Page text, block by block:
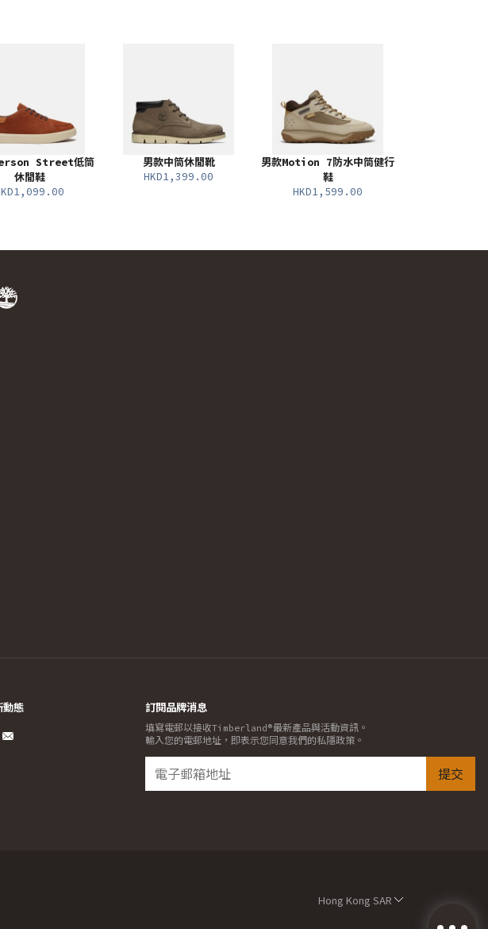
Street低筒
休閒鞋
男款中筒休閒靴
HKD1,399.00
男款Motion 7防水中筒健行
鞋
HKD1,599.00
動態 訂閱品牌消息
填寫電郵以接收Timberland®最新產品與活動資訊。
輸入您的電郵地址，即表示您同意我們的私隱政策。
提交
Hong Kong SAR